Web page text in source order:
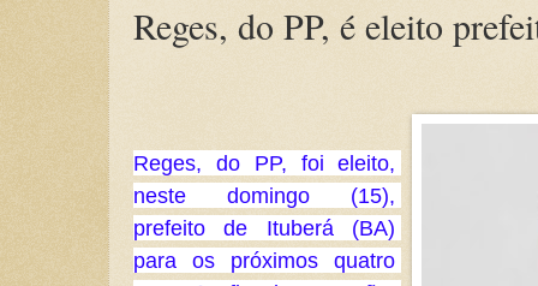
Reges, do PP, é eleito
Reges, do PP, foi eleito,
neste domingo (15),
prefeito de Ituberá (BA)
para os próximos quatro